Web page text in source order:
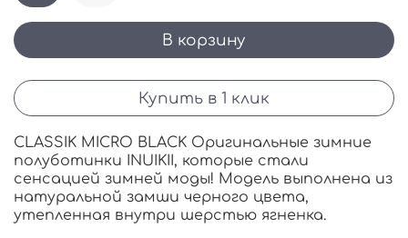
В корзину
Купить в 1 клик
CLASSIK MICRO BLACK Оригинальные зимние
полуботинки INUIKII, которые стали
сенсацией зимней моды! Модель выполнена из
натуральной замши черного цвета,
утепленная внутри шерстью ягненка.